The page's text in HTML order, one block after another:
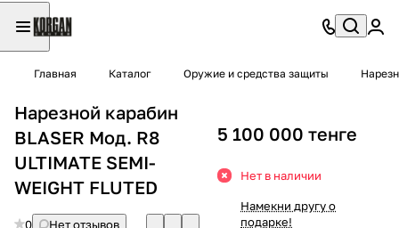
Главная Каталог Оружие и средства защиты
Нарезной карабин
BLASER Мод. R8
ULTIMATE SEMI-
WEIGHT FLUTED
0
Нет отзывов
5 100 000 тенге
Нет в наличии
Намекни другу о
подарке!